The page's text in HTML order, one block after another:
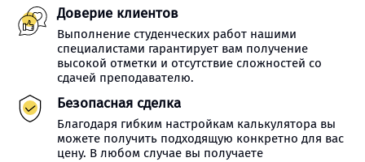
Доверие клиентов
Выполнение студенческих работ нашими
специалистами гарантирует вам получение
высокой отметки и отсутствие сложностей со
сдачей преподавателю.
Безопасная сделка
Благодаря гибким настройкам калькулятора вы
можете получить подходящую конкретно для вас
цену. В любом случае вы получаете